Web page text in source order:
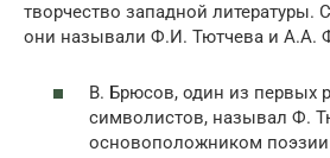
творчество западной литературы.
они называли Ф.И. Тютчева и А.А.
В. Брюсов, один из первых
символистов, называл Ф.
основоположником поэзии